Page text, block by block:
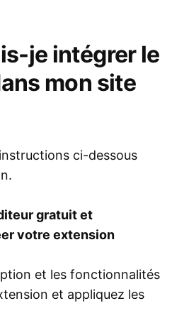
je intégrer le
mon site
ci-dessous
gratuit et
votre extension
et les fonctionnalités
et appliquez les